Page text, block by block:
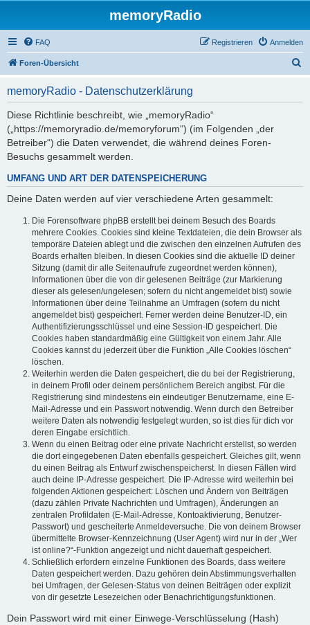
memoryRadio
FAQ Anmelden
Registrieren
Foren-Übersicht
memoryRadio - Datenschutzerklärung
Diese Richtlinie beschreibt, wie „memoryRadio“
(„https://memoryradio.de/memoryforum“) (im Folgenden „der
Betreiber“) die Daten verwendet, die während deines Foren-
Besuchs gesammelt werden.
UMFANG UND ART DER DATENSPEICHERUNG
Deine Daten werden auf vier verschiedene Arten gesammelt:
Die Forensoftware phpBB erstellt bei deinem Besuch des Boards
mehrere Cookies. Cookies sind kleine Textdateien, die dein Browser als
temporäre Dateien ablegt und die zwischen den einzelnen Aufrufen des
Boards erhalten bleiben. In diesen Cookies sind die aktuelle ID deiner
Sitzung (damit dir alle Seitenaufrufe zugeordnet werden können),
Informationen über die von dir gelesenen Beiträge (zur Markierung
dieser als gelesen/ungelesen; sofern du nicht angemeldet bist) sowie
Informationen über deine Teilnahme an Umfragen (sofern du nicht
angemeldet bist) gespeichert. Ferner werden deine Benutzer-ID, ein
Authentifizierungsschlüssel und eine Session-ID gespeichert. Die
Cookies haben standardmäßig eine Gültigkeit von einem Jahr. Alle
Cookies kannst du jederzeit über die Funktion „Alle Cookies löschen“
löschen.
Weiterhin werden die Daten gespeichert, die du bei der Registrierung,
in deinem Profil oder deinem persönlichem Bereich angibst. Für die
Registrierung sind mindestens ein eindeutiger Benutzername, eine E-
Mail-Adresse und ein Passwort notwendig. Wenn durch den Betreiber
weitere Daten als notwendig festgelegt wurden, so ist dies für dich vor
deren Eingabe ersichtlich.
Wenn du einen Beitrag oder eine private Nachricht erstellst, so werden
die dort eingegebenen Daten ebenfalls gespeichert. Gleiches gilt, wenn
du einen Beitrag als Entwurf zwischenspeicherst. In diesen Fällen wird
auch deine IP-Adresse gespeichert. Die IP-Adresse wird weiterhin bei
folgenden Aktionen gespeichert: Löschen und Ändern von Beiträgen
(dazu zählen Private Nachrichten und Umfragen), Änderungen an
zentralen Profildaten (E-Mail-Adresse, Kontoaktivierung, Benutzer-
Passwort) und gescheiterte Anmeldeversuche. Die von deinem Browser
übermittelte Browser-Kennzeichnung (User Agent) wird nur in der „Wer
ist online?“-Funktion angezeigt und nicht dauerhaft gespeichert.
Schließlich erfordern einzelne Funktionen des Boards, dass weitere
Daten gespeichert werden. Dazu gehören dein Abstimmungsverhalten
bei Umfragen, der Gelesen-Status von deinen Beiträgen oder explizit
von dir gesetzte Lesezeichen oder Benachrichtigungsfunktionen.
Dein Passwort wird mit einer Einwege-Verschlüsselung (Hash)